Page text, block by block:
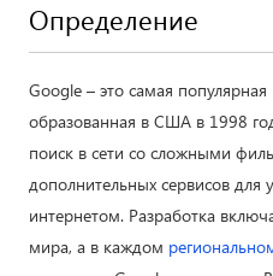
Определение
Google – это самая
образованная в США в 1998
поиск в сети со сложными
дополнительных сервисов для
интернетом. Разработка
мира, а в каждом